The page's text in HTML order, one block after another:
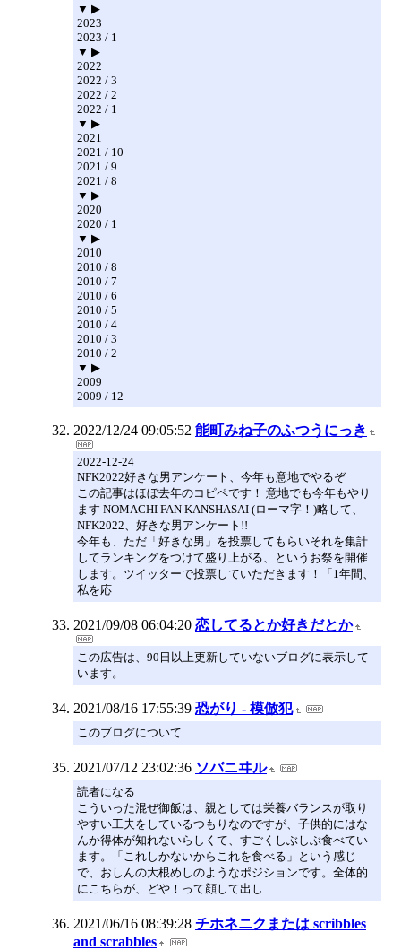
▼ ▶
2023
2023 / 1
▼ ▶
2022
2022 / 3
2022 / 2
2022 / 1
▼ ▶
2021
2021 / 10
2021 / 9
2021 / 8
▼ ▶
2020
2020 / 1
▼ ▶
2010
2010 / 8
2010 / 7
2010 / 6
2010 / 5
2010 / 4
2010 / 3
2010 / 2
▼ ▶
2009
2009 / 12
2022/12/24 09:05:52 能町みね子のふつうにっき
2022-12-24
NFK2022好きな男アンケート、今年も意地でやるぞ
この記事はほぼ去年のコピペです！ 意地でも今年もやり
ます NOMACHI FAN KANSHASAI (ローマ字！)略して、
NFK2022、好きな男アンケート!!
今年も、ただ「好きな男」を投票してもらいそれを集計
してランキングをつけて盛り上がる、というお祭を開催
します。ツイッターで投票していただきます！「1年間、
私を応
2021/09/08 06:04:20 恋してるとか好きだとか
この広告は、90日以上更新していないブログに表示して
います。
2021/08/16 17:55:39 恐がり - 模倣犯
このブログについて
2021/07/12 23:02:36 ソバニヰル
読者になる
こういった混ぜ御飯は、親としては栄養バランスが取り
やすい工夫をしているつもりなのですが、子供的にはな
んか得体が知れないらしくて、すごくしぶしぶ食べてい
ます。「これしかないからこれを食べる」という感じ
で、おしんの大根めしのようなポジションです。全体的
にこちらが、どや！って顔して出し
2021/06/16 08:39:28 チホネニクまたは scribbles
and scrabbles